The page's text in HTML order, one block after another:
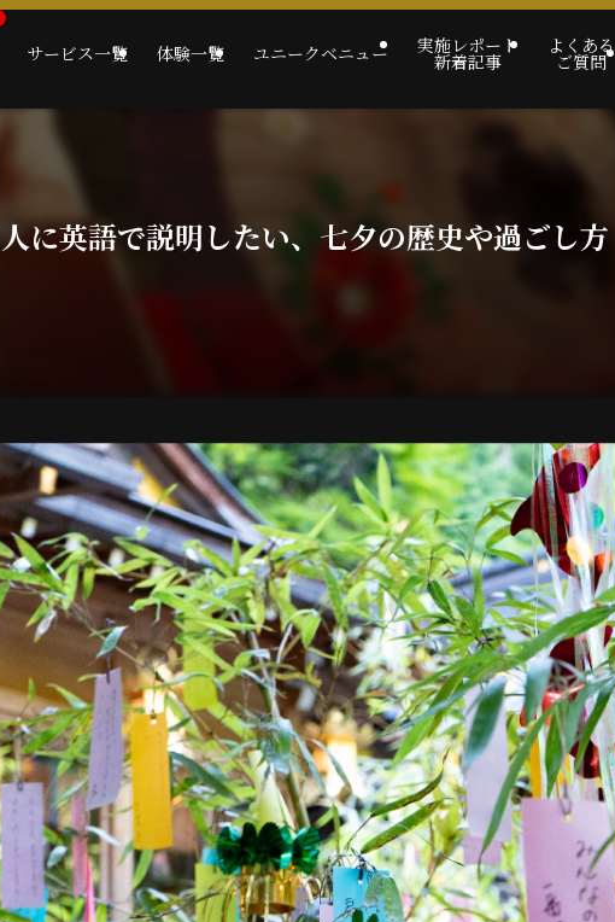
サービス一覧 体験一覧 ユニークベニュー 実施レポート
新着記事
よくある
ご質問
に英語で説明したい、七夕の歴史や過ごし方